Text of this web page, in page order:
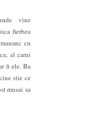
vine
fierbea
cu
al carui
fi ele. Ba
stie ce
musai sa